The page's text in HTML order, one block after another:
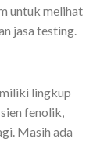
untuk melihat
jasa testing.
lingkup
fenolik,
Masih ada